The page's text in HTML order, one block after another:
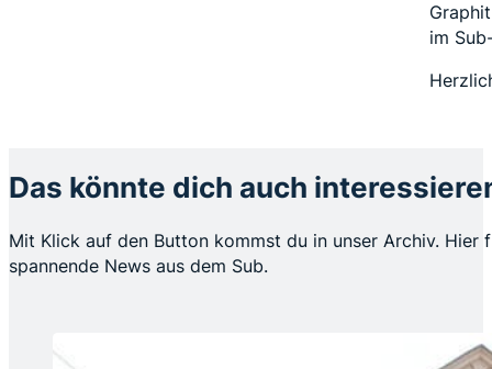
im
Das könnte dich auch
Mit Klick auf den Button kommst du in unser Archiv. Hier
spannende News aus dem Sub.